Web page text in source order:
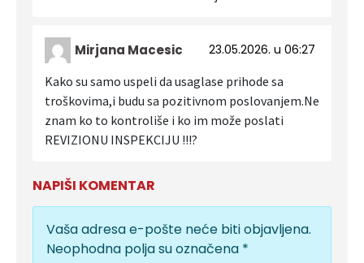
Mirjana Macesic
23.05.2026. u 06:27
Kako su samo uspeli da usaglase prihode sa
troškovima,i budu sa pozitivnom poslovanjem.Ne
znam ko to kontroliše i ko im može poslati
REVIZIONU INSPEKCIJU !!!?
NAPIŠI KOMENTAR
Vaša adresa e-pošte neće biti objavljena.
Neophodna polja su označena *